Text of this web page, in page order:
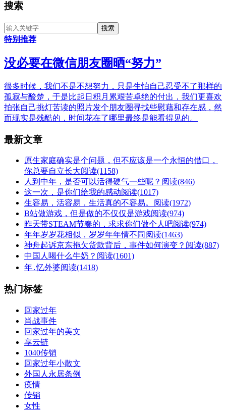
搜索
特别推荐
没必要在微信朋友圈晒“努力”
很多时候，我们不是不想努力，只是生怕自己忍受不了那样的
孤寂与酸楚，于是比起日积月累艰苦卓绝的付出，我们更喜欢
拍张自己挑灯苦读的照片发个朋友圈寻找些慰藉和存在感，然
而现实是残酷的，时间花在了哪里最终是能看得见的。
最新文章
原生家庭确实是个问题，但不应该是一个永恒的借口，
你总要自立长大阅读(1158)
人到中年，是否可以活得硬气一些呢？ 阅读(846)
这一次，是你们给我的感动阅读(1017)
生容易，活容易，生活真的不容易。 阅读(1972)
B站做游戏，但是做的不仅仅是游戏阅读(974)
昨天带STEAM节奏的，求求你们做个人吧阅读(974)
年年岁岁花相似，岁岁年年情不同 阅读(1463)
神舟起诉京东拖欠货款背后，事件如何演变？ 阅读(887)
中国人喝什么牛奶？ 阅读(1601)
年․忆外婆阅读(1418)
热门标签
回家过年
肖战事件
回家过年的美文
享云链
1040传销
回家过年小散文
外国人永居条例
疫情
传销
女性